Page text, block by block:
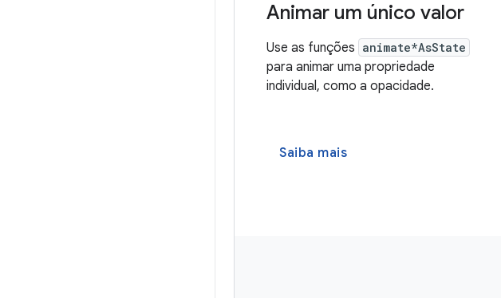
Animar um único valor
Use as funções animate*AsState
para animar uma propriedade
individual, como a opacidade.
Saiba mais